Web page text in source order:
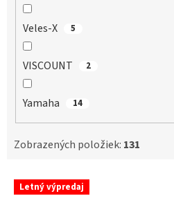
Veles-X 5
VISCOUNT 2
Yamaha 14
Zobrazených položiek: 131
V Letný výpredaj